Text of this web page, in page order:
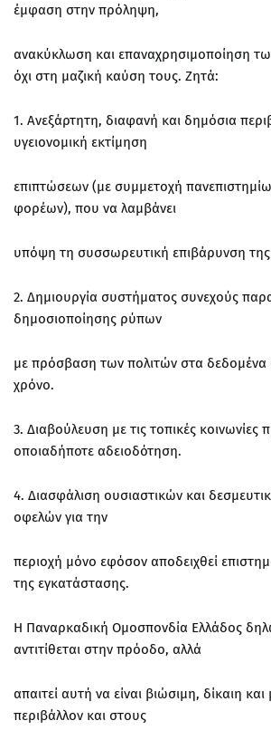
έμφαση στην πρόληψη,
ανακύκλωση και επαναχρησιμοποίηση
όχι στη μαζική καύση τους. Ζητά:
1. Ανεξάρτητη, διαφανή και δημόσια
υγειονομική εκτίμηση
επιπτώσεων (με συμμετοχή
φορέων), που να λαμβάνει
υπόψη τη συσσωρευτική επιβάρυνση
2. Δημιουργία συστήματος συνεχούς
δημοσιοποίησης ρύπων
με πρόσβαση των πολιτών στα δεδομένα
χρόνο.
3. Διαβούλευση με τις τοπικές κοινωνίες
οποιαδήποτε αδειοδότηση.
4. Διασφάλιση ουσιαστικών και
οφελών για την
περιοχή μόνο εφόσον αποδειχθεί
της εγκατάστασης.
Η Παναρκαδική Ομοσπονδία Ελλάδος
αντιτίθεται στην πρόοδο, αλλά
απαιτεί αυτή να είναι βιώσιμη, δίκαιη
περιβάλλον και στους